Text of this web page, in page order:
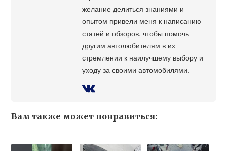
желание делиться знаниями и
опытом привели меня к написанию
статей и обзоров, чтобы помочь
другим автолюбителям в их
стремлении к наилучшему выбору и
уходу за своими автомобилями.
Вам также может понравиться: